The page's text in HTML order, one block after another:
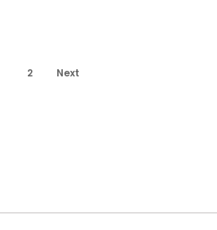
2 Next